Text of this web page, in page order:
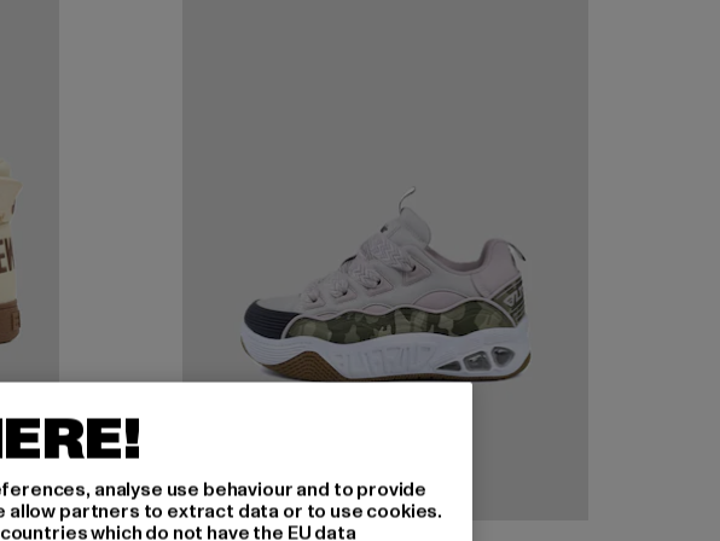
analyse use behaviour and to provide
partners to extract data or to use cookies.
which do not have the EU data